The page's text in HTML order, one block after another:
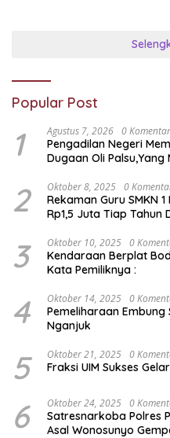
Popular Post
1 Agustus 7, 2026 0 Komentar
Pengadilan Negeri
Dugaan Oli
2 Oktober 8, 2025 0
Rekaman Guru SMKN
Rp1,5 Juta Tiap
3 Oktober 10, 2025 0
Kendaraan Berplat
Kata Pemiliknya :
4 Oktober 14, 2025 0
Pemeliharaan Embung
Nganjuk
5 Oktober 21, 2025 0
Fraksi UIM Sukses
6 Oktober 24, 2025 0
Satresnarkoba Polres
Asal Wonosunyo